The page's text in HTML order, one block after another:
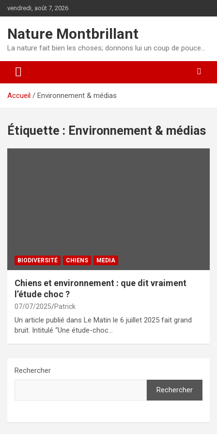
au
vendredi, août 7, 2026
Nature Montbrillant
La nature fait bien les choses; donnons lui un coup de pouce…
Accueil Environnement & médias
Étiquette : Environnement & médias
BIODIVERSITÉ CHIENS MEDIA
Chiens et environnement : que dit vraiment
l’étude choc ?
07/07/2025 Patrick
Un article publié dans Le Matin le 6 juillet 2025 fait grand
bruit. Intitulé “Une étude-choc…
Rechercher
Rechercher